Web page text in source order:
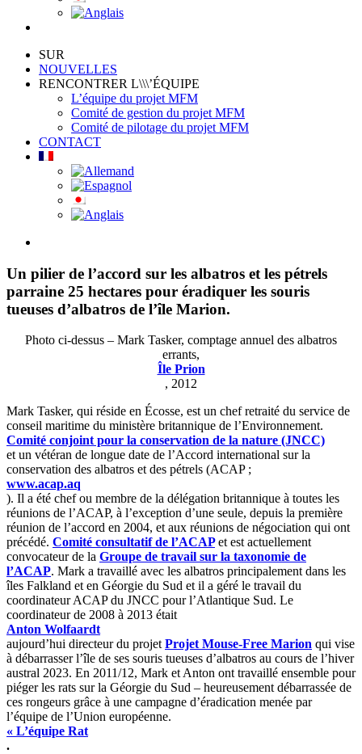
SUR
NOUVELLES
RENCONTRER L\\\’ÉQUIPE
L’équipe du projet MFM
Comité de gestion du projet MFM
Comité de pilotage du projet MFM
CONTACT
Image
Un pilier de l’accord sur les albatros et les pétrels
parraine 25 hectares pour éradiquer les souris
tueuses d’albatros de l’île Marion.
Photo ci-dessus – Mark Tasker, comptage annuel des albatros
errants,
Île Prion
, 2012
Mark Tasker, qui réside en Écosse, est un chef retraité du service de
conseil maritime du ministère britannique de l’Environnement.
Comité conjoint pour la conservation de la nature (JNCC)
et un vétéran de longue date de l’Accord international sur la
conservation des albatros et des pétrels (ACAP ;
www.acap.aq
). Il a été chef ou membre de la délégation britannique à toutes les
réunions de l’ACAP, à l’exception d’une seule, depuis la première
réunion de l’accord en 2004, et aux réunions de négociation qui ont
précédé. Comité consultatif de l’ACAP et est actuellement
convocateur de la Groupe de travail sur la taxonomie de
l’ACAP. Mark a travaillé avec les albatros principalement dans les
îles Falkland et en Géorgie du Sud et il a géré le travail du
coordinateur ACAP du JNCC pour l’Atlantique Sud. Le
coordinateur de 2008 à 2013 était
Anton Wolfaardt
aujourd’hui directeur du projetProjet Mouse-Free Marion qui vise
à débarrasser l’île de ses souris tueuses d’albatros au cours de l’hiver
austral 2023. En 2011/12, Mark et Anton ont travaillé ensemble pour
piéger les rats sur la Géorgie du Sud – heureusement débarrassée de
ces rongeurs grâce à une campagne d’éradication menée par
l’équipe de l’Union européenne.
« L’équipe Rat
.